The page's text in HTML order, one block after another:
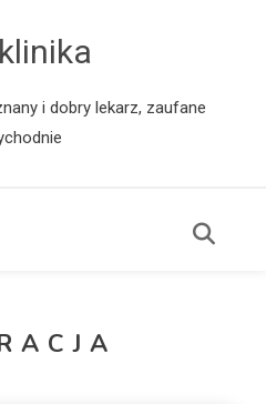
i dobry lekarz, zaufane